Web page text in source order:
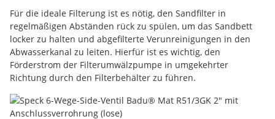
Für die ideale Filterung ist es nötig, den Sandfilter in
regelmäßigen Abständen rück zu spülen, um das Sandbett
locker zu halten und abgefilterte Verunreinigungen in den
Abwasserkanal zu leiten. Hierfür ist es wichtig, den
Förderstrom der Filterumwälzpumpe in umgekehrter
Richtung durch den Filterbehälter zu führen.